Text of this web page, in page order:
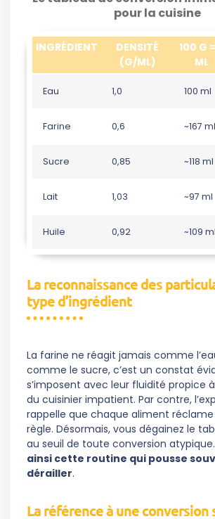
pour la cuisine
INGRÉDIENT
DENSITÉ
(G/ML)
100 G
ML
Eau 1,0 100 ml
Farine 0,6 ~167 ml
Sucre 0,85 ~118 ml
Lait 1,03 ~97 ml
Huile 0,92 ~109 ml
La reconnaissance des
type d’ingrédient
La farine ne réagit jamais comme
comme le sucre, c’est un constat
s’imposent avec leur fluidité propice
du cuisinier impatient. Par contre,
rappelle que chaque aliment réclame
règle. Désormais, vous dégainez le
au seuil de toute conversion atypique.
ainsi cette routine qui pousse
dérailler.
La référence à une